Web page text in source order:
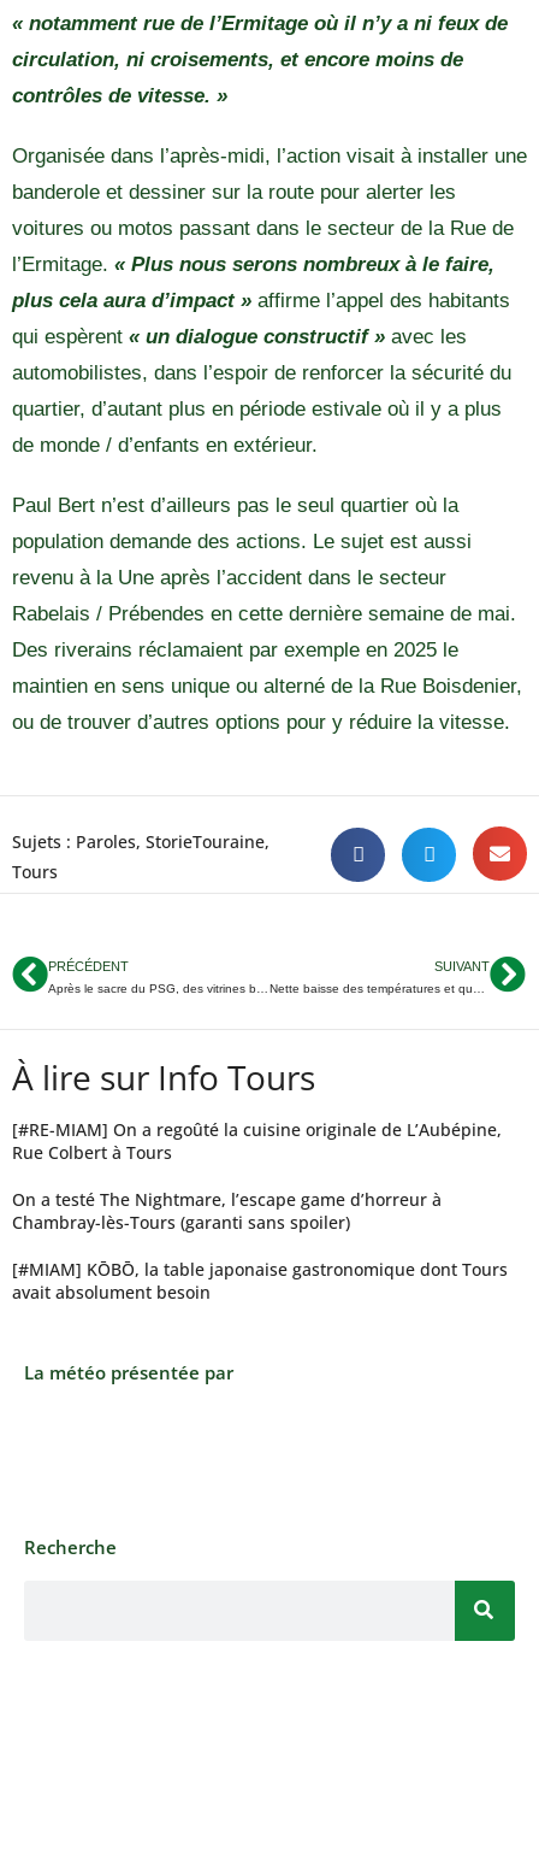
« notamment rue de l’Ermitage où il n’y a ni feux de
circulation, ni croisements, et encore moins de
contrôles de vitesse. »
Organisée dans l’après-midi, l’action visait à installer une
banderole et dessiner sur la route pour alerter les
voitures ou motos passant dans le secteur de la Rue de
l’Ermitage. « Plus nous serons nombreux à le faire,
plus cela aura d’impact » affirme l’appel des habitants
qui espèrent « un dialogue constructif » avec les
automobilistes, dans l’espoir de renforcer la sécurité du
quartier, d’autant plus en période estivale où il y a plus
de monde / d’enfants en extérieur.
Paul Bert n’est d’ailleurs pas le seul quartier où la
population demande des actions. Le sujet est aussi
revenu à la Une après l’accident dans le secteur
Rabelais / Prébendes en cette dernière semaine de mai.
Des riverains réclamaient par exemple en 2025 le
maintien en sens unique ou alterné de la Rue Boisdenier,
ou de trouver d’autres options pour y réduire la vitesse.
Sujets : Paroles, StorieTouraine,
Tours
PRÉCÉDENT SUIVANT
À lire sur Info Tours
[#RE-MIAM] On a regoûté la cuisine originale de L’Aubépine,
Rue Colbert à Tours
On a testé The Nightmare, l’escape game d’horreur à
Chambray-lès-Tours (garanti sans spoiler)
[#MIAM] KŌBŌ, la table japonaise gastronomique dont Tours
avait absolument besoin
La météo présentée par
Recherche